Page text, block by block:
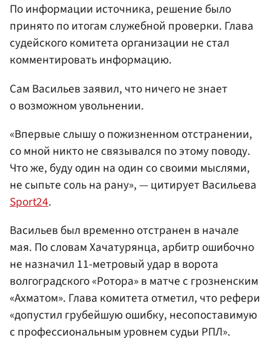
По информации источника, решение было
принято по итогам служебной проверки. Глава
судейского комитета организации не стал
комментировать информацию.
Сам Васильев заявил, что ничего не знает
о возможном увольнении.
«Впервые слышу о пожизненном отстранении,
со мной никто не связывался по этому поводу.
Что же, буду один на один со своими мыслями,
не сыпьте соль на рану», — цитирует Васильева
Sport24.
Васильев был временно отстранен в начале
мая. По словам Хачатурянца, арбитр ошибочно
не назначил 11-метровый удар в ворота
волгоградского «Ротора» в матче с грозненским
«Ахматом». Глава комитета отметил, что рефери
«допустил грубейшую ошибку, несопоставимую
с профессиональным уровнем судьи РПЛ».